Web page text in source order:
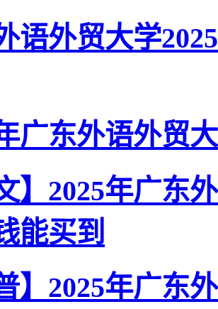
语外贸大学
广东外语外贸
】2025年广东
能买到
】2025年广东